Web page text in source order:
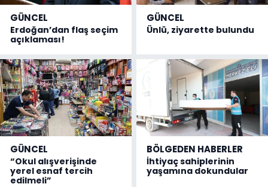
GÜNCEL
Erdoğan’dan flaş seçim
açıklaması!
GÜNCEL
Ünlü, ziyarette bulundu
GÜNCEL
“Okul alışverişinde
yerel esnaf tercih
edilmeli”
BÖLGEDEN HABERLER
İhtiyaç sahiplerinin
yaşamına dokundular